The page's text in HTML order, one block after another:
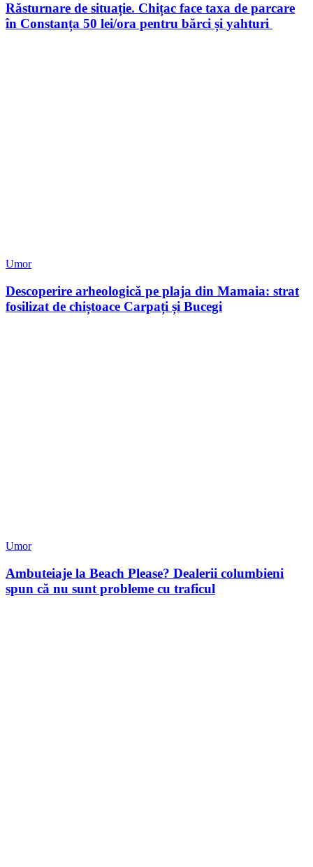
Răsturnare de situație. Chițac face taxa de parcare
în Constanța 50 lei/ora pentru bărci și yahturi
Umor
Descoperire arheologică pe plaja din Mamaia: strat
fosilizat de chiștoace Carpați și Bucegi
Umor
Ambuteiaje la Beach Please? Dealerii columbieni
spun că nu sunt probleme cu traficul